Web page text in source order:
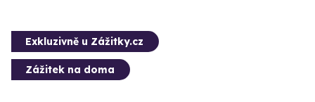
Exkluzivně u Zážitky.cz
Zážitek na doma